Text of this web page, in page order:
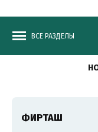
ВСЕ РАЗДЕЛЫ
ФИРТАШ